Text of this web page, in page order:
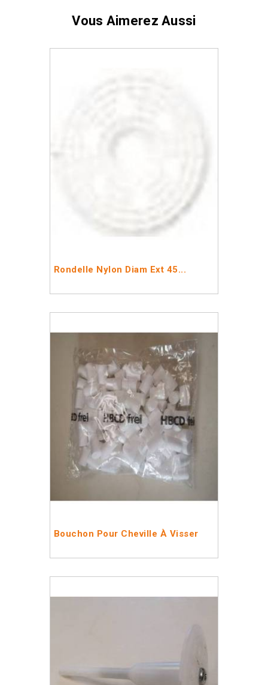
Vous Aimerez Aussi
Rondelle Nylon Diam Ext 45...
Bouchon Pour Cheville À Visser